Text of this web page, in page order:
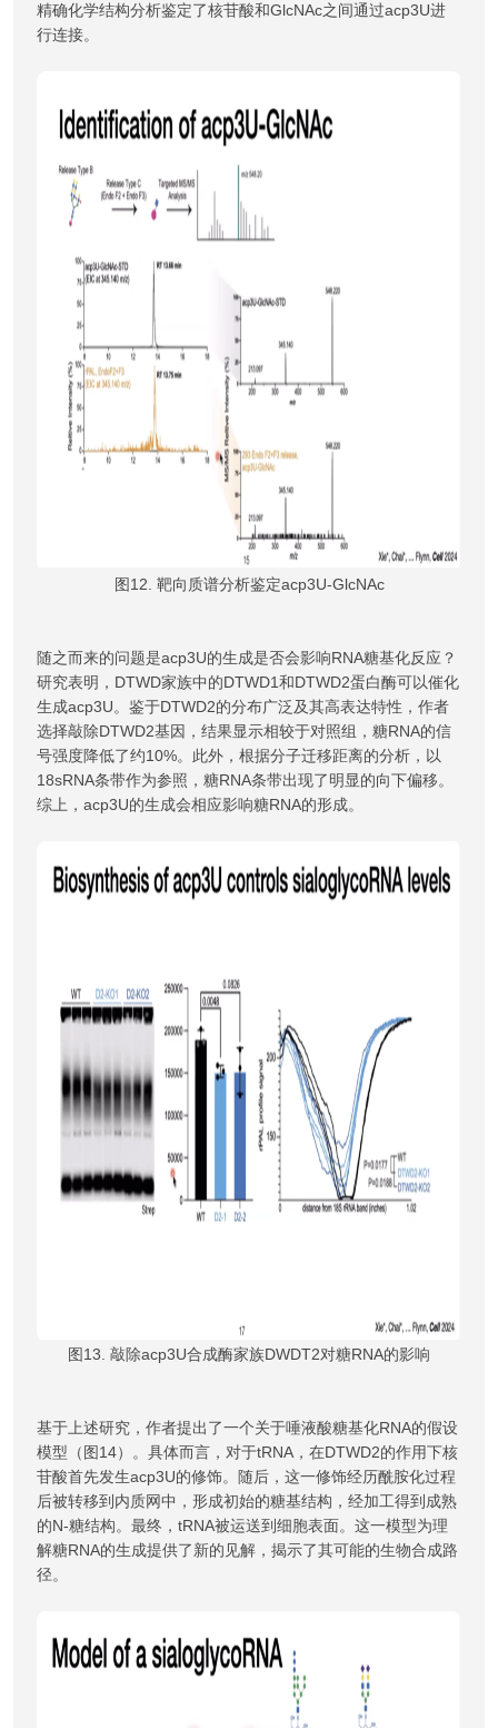
精确化学结构分析鉴定了核苷酸和GlcNAc之间通过acp3U进
行连接。
图12. 靶向质谱分析鉴定acp3U-GlcNAc
随之而来的问题是acp3U的生成是否会影响RNA糖基化反应？
研究表明，DTWD家族中的DTWD1和DTWD2蛋白酶可以催化
生成acp3U。鉴于DTWD2的分布广泛及其高表达特性，作者
选择敲除DTWD2基因，结果显示相较于对照组，糖RNA的信
号强度降低了约10%。此外，根据分子迁移距离的分析，以
18sRNA条带作为参照，糖RNA条带出现了明显的向下偏移。
综上，acp3U的生成会相应影响糖RNA的形成。
图13. 敲除acp3U合成酶家族DWDT2对糖RNA的影响
基于上述研究，作者提出了一个关于唾液酸糖基化RNA的假设
模型（图14）。具体而言，对于tRNA，在DTWD2的作用下核
苷酸首先发生acp3U的修饰。随后，这一修饰经历酰胺化过程
后被转移到内质网中，形成初始的糖基结构，经加工得到成熟
的N-糖结构。最终，tRNA被运送到细胞表面。这一模型为理
解糖RNA的生成提供了新的见解，揭示了其可能的生物合成路
径。